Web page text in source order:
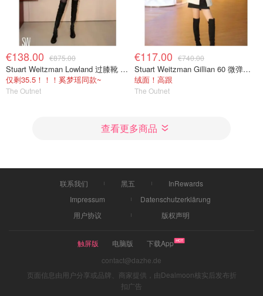
€138.00 €875.00
Stuart Weitzman Lowland 过膝靴 麂皮
仅剩35.5！！！奚梦瑶同款~
The Outnet
€117.00 €740.00
Stuart Weitzman Gillian 60 微弹绒面过膝靴 黑色
绒面！高跟
The Outnet
查看更多商品
联系我们 黑五
InRewards
Impressum
Datenschutzerklärung
用户协议
版权声明
触屏版 电脑版
下载App
contact@dazhe.de
页面信息由用户分享或品牌、商家提供，由Dealmoon核实后发布折
扣广告